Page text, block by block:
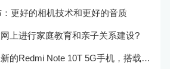
更好的相机技术和更好的音质
上进行家庭教育和亲子关系建设?
小米推出最新的Redmi Note 10T 5G手机，搭载超快的5G网络和高效的处理器！